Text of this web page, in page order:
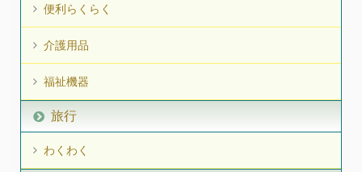
便利らくらく
介護用品
福祉機器
旅行
わくわく